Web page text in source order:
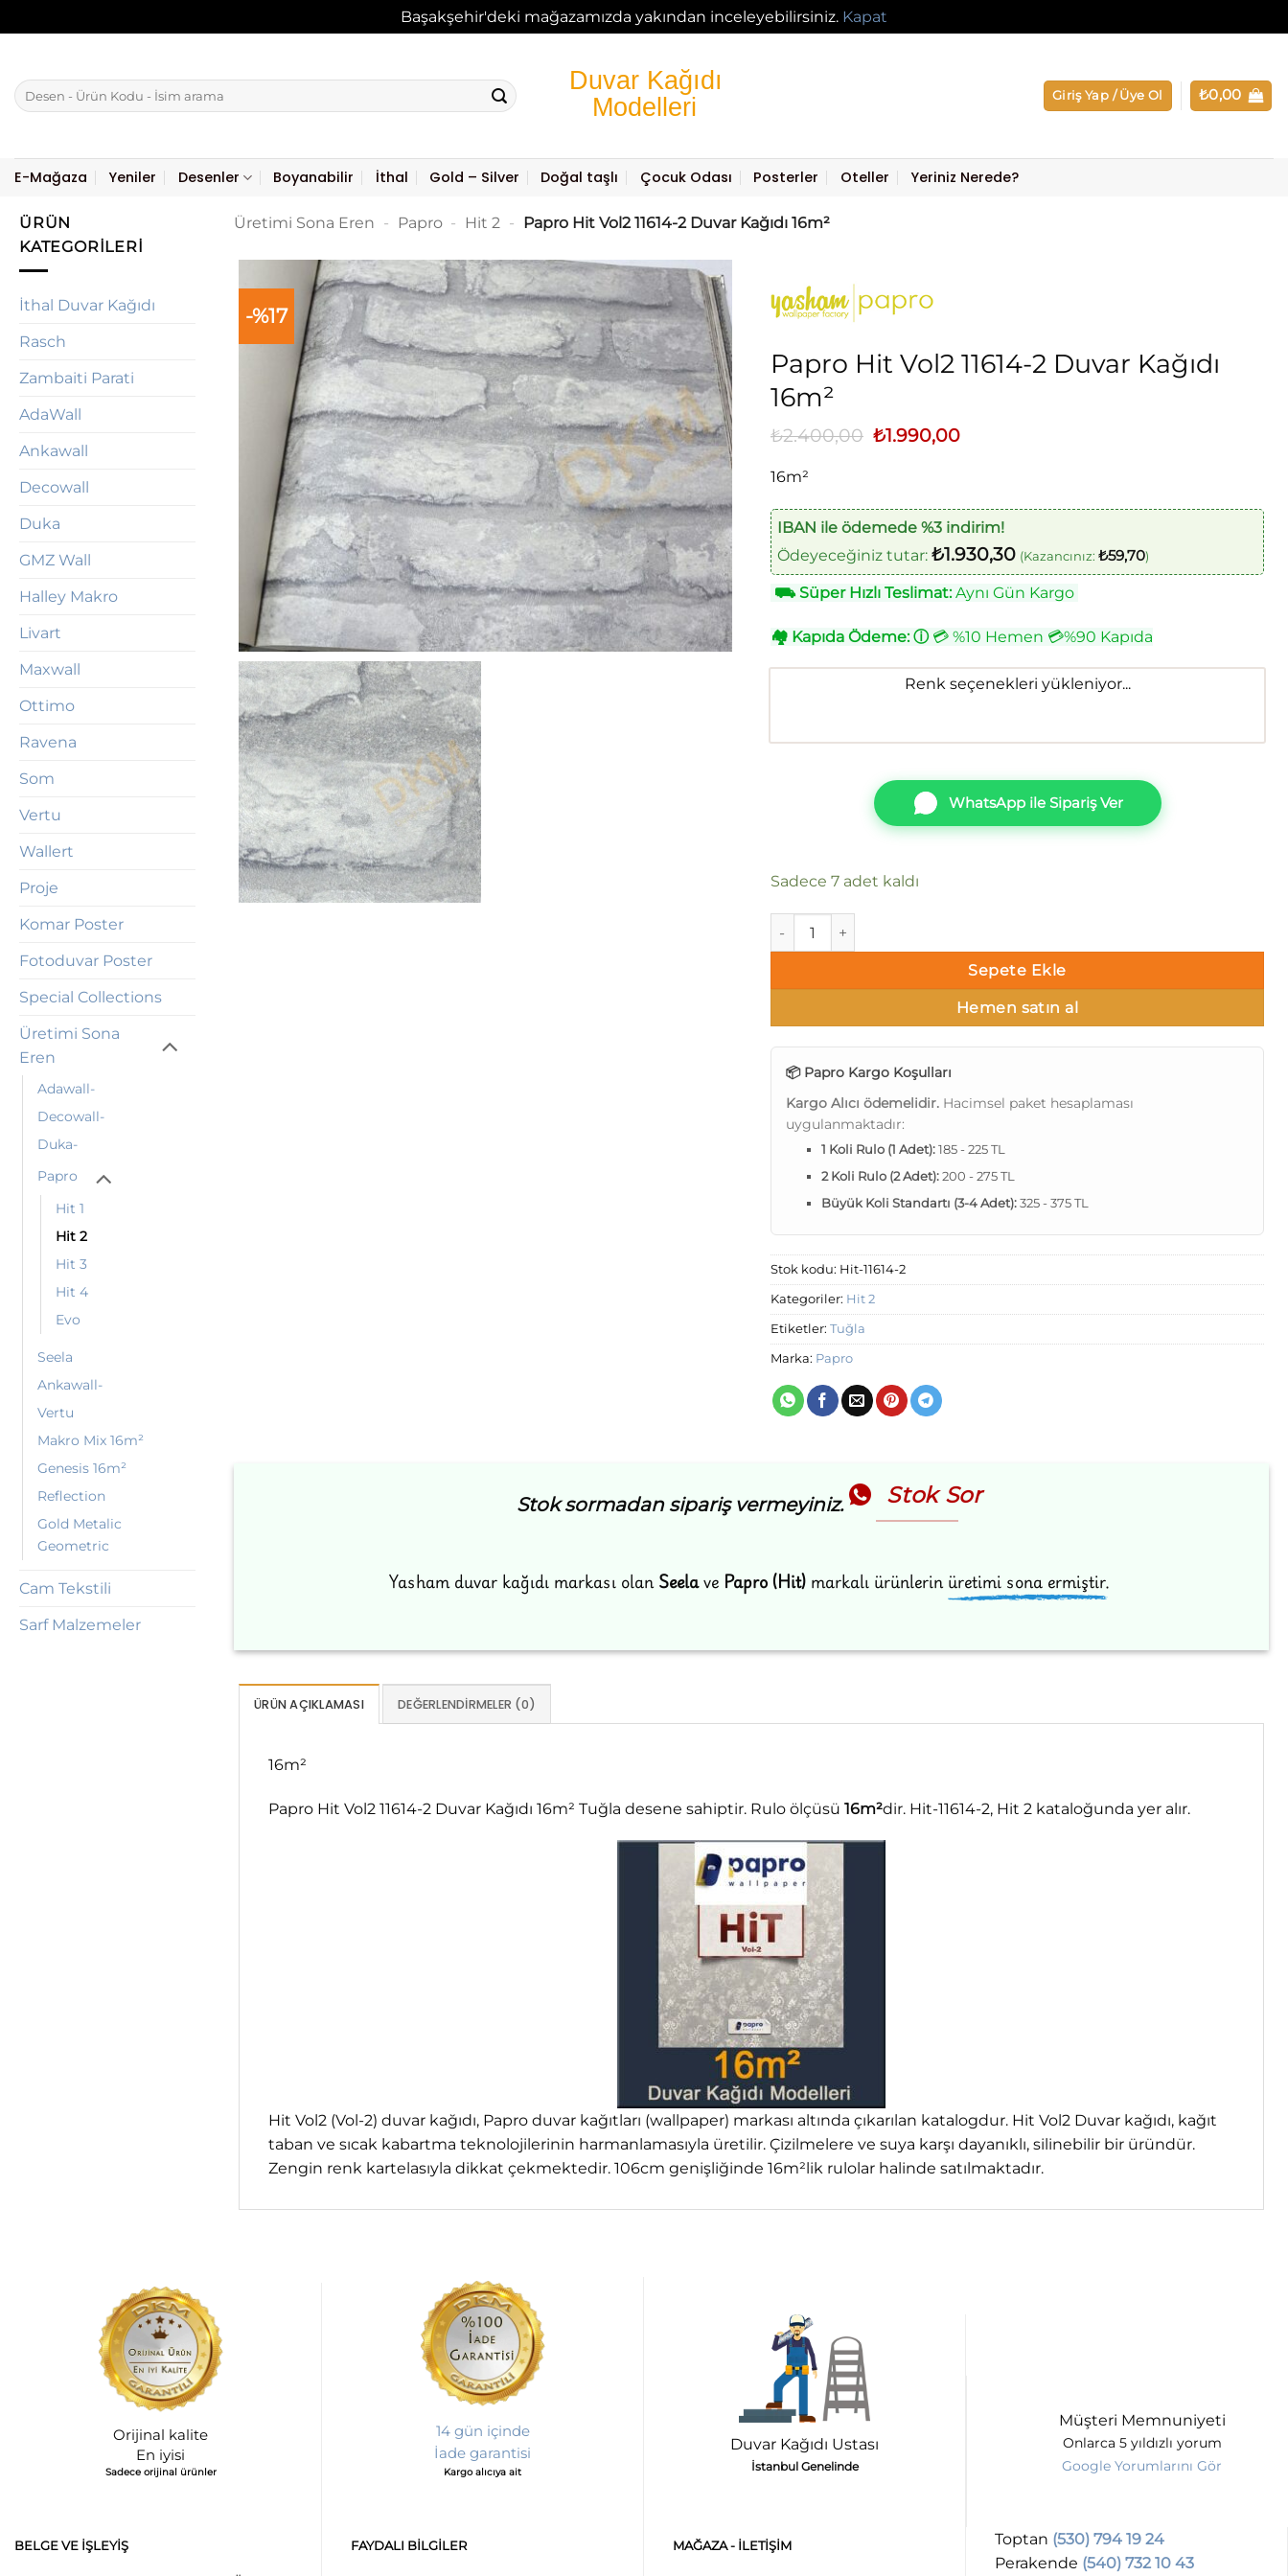
Başakşehir'deki mağazamızda yakından inceleyebilirsiniz. Kapat
Ara:
Giriş Yap / Üye Ol ₺0,00
E-Mağaza Yeniler Desenler Boyanabilir İthal Gold – Silver Doğal taşlı Çocuk Odası Posterler Oteller Yeriniz Nerede?
ÜRÜN
KATEGORILERI
İthal Duvar Kağıdı
Rasch
Zambaiti Parati
AdaWall
Ankawall
Decowall
Duka
GMZ Wall
Halley Makro
Livart
Maxwall
Ottimo
Ravena
Som
Vertu
Wallert
Proje
Komar Poster
Fotoduvar Poster
Special Collections
Üretimi Sona
Eren
Adawall-
Decowall-
Duka-
Papro
Hit 1
Hit 2
Hit 3
Hit 4
Evo
Seela
Ankawall-
Vertu
Makro Mix 16m²
Genesis 16m²
Reflection
Gold Metalic
Geometric
Cam Tekstili
Sarf Malzemeler
Üretimi Sona Eren - Papro - Hit 2 - Papro Hit Vol2 11614-2 Duvar Kağıdı 16m²
-%17
Papro Hit Vol2 11614-2 Duvar Kağıdı
16m²
₺2.400,00 Orijinal
₺1.990,00Şu
16m²
IBAN ile ödemede %3 indirim!
Ödeyeceğiniz tutar: ₺1.930,30 (Kazancınız: ₺59,70)
⛟Süper Hızlı Teslimat:Aynı Gün Kargo
🏘 Kapıda Ödeme: ⓘ💳 %10 Hemen 💳%90 Kapıda
Renk seçenekleri yükleniyor...
WhatsApp ile Sipariş Ver
Sadece 7 adet kaldı
Papro Hit Vol2 11614-2 Duvar Kağıdı 16m² adet
Sepete Ekle
Hemen satın al
📦 Papro Kargo Koşulları
Kargo Alıcı ödemelidir. Hacimsel paket hesaplaması
uygulanmaktadır:
1 Koli Rulo (1 Adet):185 - 225 TL
2 Koli Rulo (2 Adet):200 - 275 TL
Büyük Koli Standartı (3-4 Adet):325 - 375 TL
Stok kodu: Hit-11614-2
Kategoriler: Hit 2
Etiketler: Tuğla
Marka: Papro
Stok sormadan sipariş vermeyiniz. Stok Sor
Yasham duvar kağıdı markası olanSeelave Papro (Hit)markalı ürünlerinüretimi sona ermiştir.
ÜRÜN AÇIKLAMASI DEĞERLENDIRMELER (0)
16m²
Papro Hit Vol2 11614-2 Duvar Kağıdı 16m² Tuğla desene sahiptir. Rulo ölçüsü 16m²dir. Hit-11614-2, Hit 2 kataloğunda yer alır.
Hit Vol2 (Vol-2) duvar kağıdı, Papro duvar kağıtları (wallpaper) markası altında çıkarılan katalogdur. Hit Vol2 Duvar kağıdı, kağıt
taban ve sıcak kabartma teknolojilerinin harmanlamasıyla üretilir. Çizilmelere ve suya karşı dayanıklı, silinebilir bir üründür.
Zengin renk kartelasıyla dikkat çekmektedir. 106cm genişliğinde 16m²lik rulolar halinde satılmaktadır.
Orijinal kalite
En iyisi
Sadece orijinal ürünler
14 gün içinde
İade garantisi
Kargo alıcıya ait
Duvar Kağıdı Ustası
İstanbul Genelinde
Müşteri Memnuniyeti
Onlarca 5 yıldızlı yorum
Google Yorumlarını Gör
BELGE VE İŞLEYIŞ FAYDALI BILGILER MAĞAZA - ILETIŞIM Toptan (530) 794 19 24
Perakende (540) 732 10 43